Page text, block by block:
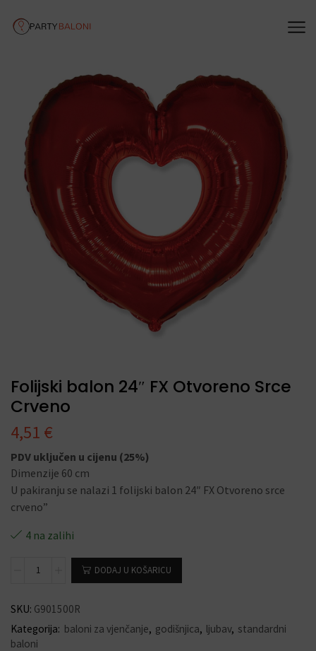
Folijski balon 24″ FX Otvoreno Srce
Crveno
4,51 €
PDV uključen u cijenu (25%)
Dimenzije 60 cm
U pakiranju se nalazi 1 folijski balon 24″ FX Otvoreno srce
crveno”
4 na zalihi
DODAJ U KOŠARICU
SKU: G901500R
Kategorija: baloni za vjenčanje, godišnjica, ljubav, standardni
baloni